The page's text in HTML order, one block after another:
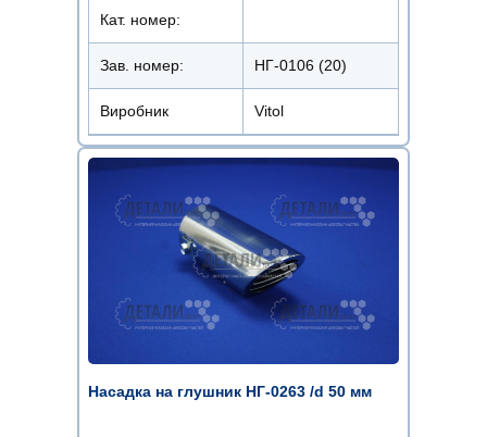
Кат. номер:
Зав. номер: НГ-0106 (20)
Виробник Vitol
Насадка на глушник НГ-0263 /d 50 мм